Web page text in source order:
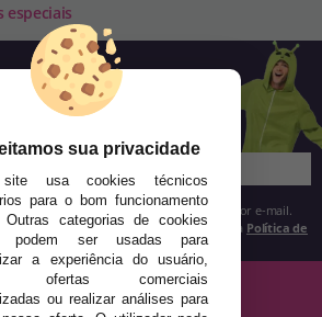
especiais
NOSSA
de tudo antes de
exclusivos, novidades e tendências por e-mail.
momento, conforme estipulado na Política de
sua privacidade
site usa cookies técnicos
para o bom funcionamento
categorias de cookies
podem ser usadas para
a experiência do usuário,
ofertas comerciais
ou realizar análises para